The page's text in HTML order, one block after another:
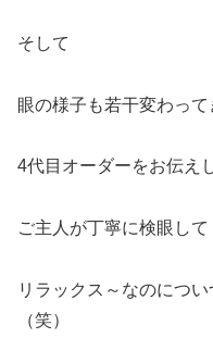
そして
眼の様子も若干変わっ
4代目オーダーをお伝え
ご主人が丁寧に検眼し
リラックス～なのにつ
（笑）